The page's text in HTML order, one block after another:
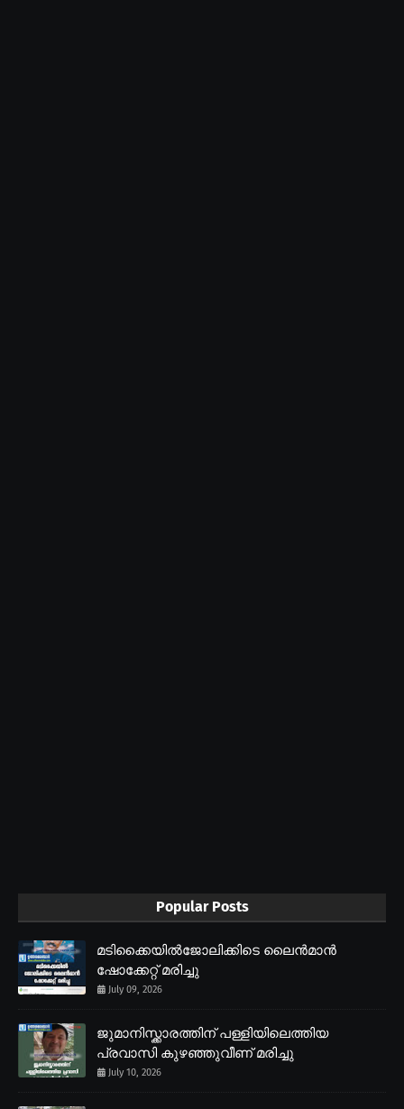
Popular Posts
മടിക്കൈയിൽജോലിക്കിടെ ലൈൻമാൻ
ഷോക്കേറ്റ് മരിച്ചു
July 09, 2026
ജുമാനിസ്ക്കാരത്തിന് പള്ളിയിലെത്തിയ
പ്രവാസി കുഴഞ്ഞുവീണ് മരിച്ചു
July 10, 2026